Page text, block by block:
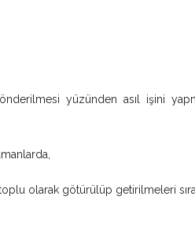
yüzünden asıl işini
olarak götürülüp getirilmeleri